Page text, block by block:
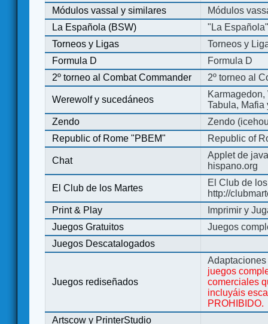
Módulos vassal y similares
Módulos
La Española (BSW)
"La
Torneos y Ligas
Torneos y
Formula D
Formula D
2º torneo al Combat Commander
2º torneo al
Werewolf y sucedáneos
Tabula, Mafia
Zendo
Zendo
Republic of Rome "PBEM"
Republic of
Chat
Applet de
hispano.org
El Club de los Martes
El Club de
http://
Print & Play
Imprimir y
Juegos Gratuitos
Juegos
Juegos Descatalogados
Juegos rediseñados
juegos
comerciales
incluyáis
PROHIBIDO.
Artscow y PrinterStudio